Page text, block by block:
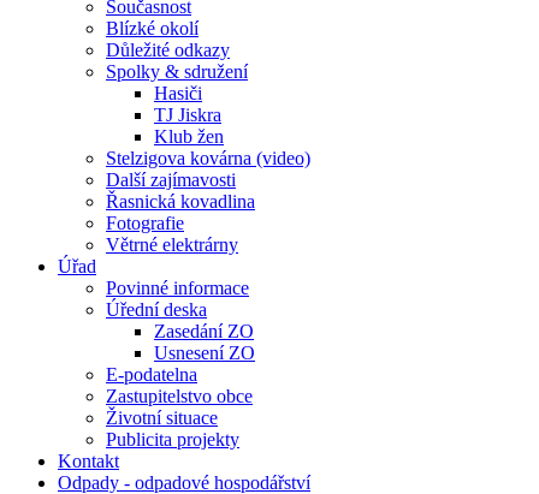
Současnost
Blízké okolí
Důležité odkazy
Spolky & sdružení
Hasiči
TJ Jiskra
Klub žen
Stelzigova kovárna (video)
Další zajímavosti
Řasnická kovadlina
Fotografie
Větrné elektrárny
Úřad
Povinné informace
Úřední deska
Zasedání ZO
Usnesení ZO
E-podatelna
Zastupitelstvo obce
Životní situace
Publicita projekty
Kontakt
Odpady - odpadové hospodářství